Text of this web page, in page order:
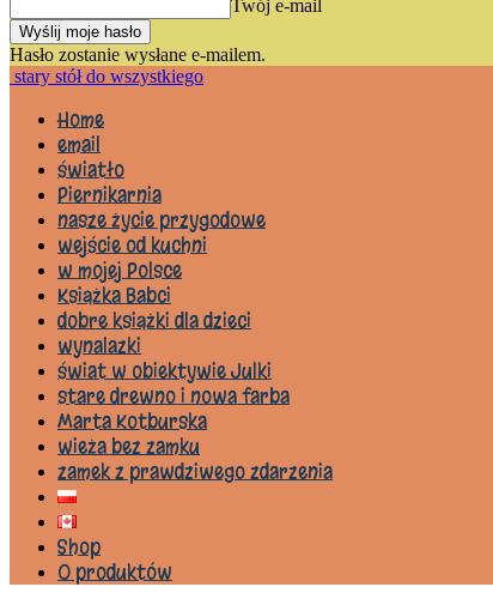
Twój e-mail
Hasło zostanie wysłane e-mailem.
stary stół do wszystkiego
Home
email
światło
Piernikarnia
nasze życie przygodowe
wejście od kuchni
w mojej Polsce
Książka Babci
dobre książki dla dzieci
wynalazki
świat w obiektywie Julki
stare drewno i nowa farba
Marta Kotburska
wieża bez zamku
zamek z prawdziwego zdarzenia
Shop
0 produktów